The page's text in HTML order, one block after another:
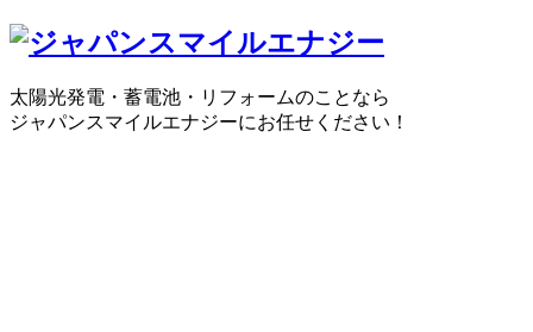
太陽光発電・蓄電池・リフォームのことなら
ジャパンスマイルエナジーにお任せください！